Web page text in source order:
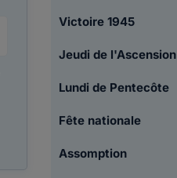
Victoire 1945
Jeudi de l'Ascension
Lundi de Pentecôte
Fête nationale
Assomption